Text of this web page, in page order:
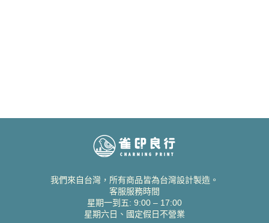
我們來自台灣，所有商品皆為台灣設計製造。
客服服務時間
星期一到五: 9:00 – 17:00
星期六日、國定假日不營業